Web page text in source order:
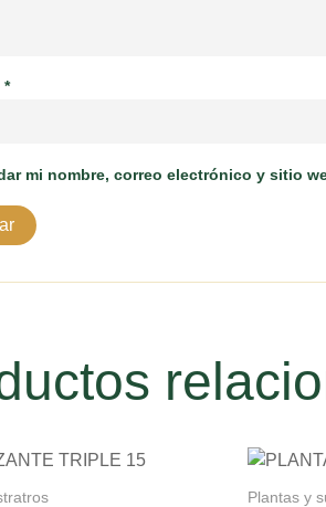
*
mi nombre, correo electrónico y sitio
Plantas y